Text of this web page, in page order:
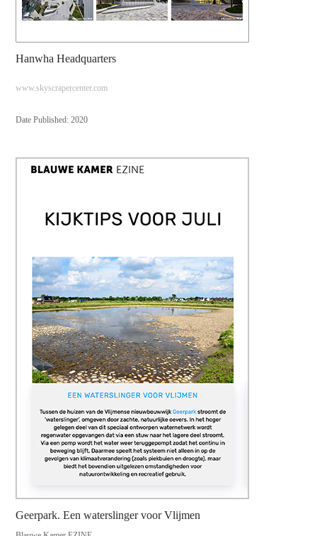
Hanwha Headquarters
www.skyscrapercenter.com
Date Published: 2020
Geerpark. Een waterslinger voor Vlijmen